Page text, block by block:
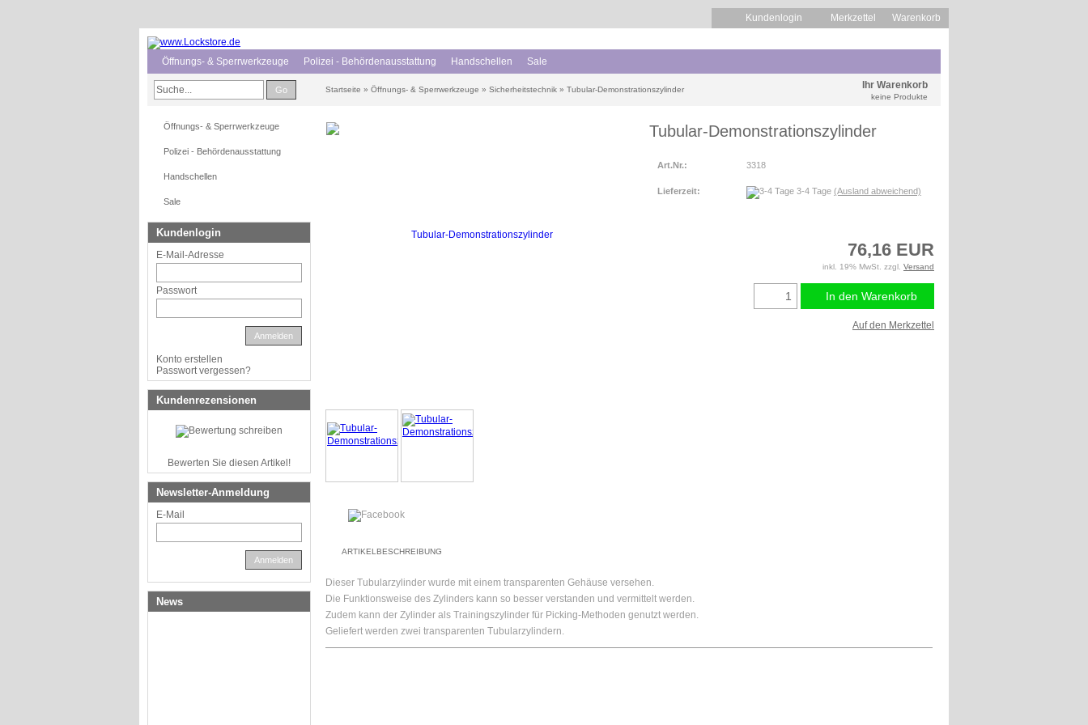
Kundenlogin Merkzettel Warenkorb
Öffnungs- & Sperrwerkzeuge Polizei - Behördenausstattung Handschellen Sale
Go Startseite » Öffnungs- & Sperrwerkzeuge » Sicherheitstechnik » Tubular-Demonstrationszylinder Ihr Warenkorb
keine Produkte
Tubular-Demonstrationszylinder
Art.Nr.: 3318
Lieferzeit: 3-4 Tage (Ausland abweichend)
76,16 EUR
inkl. 19% MwSt. zzgl. Versand
In den Warenkorb
Auf den Merkzettel
ARTIKELBESCHREIBUNG
Dieser Tubularzylinder wurde mit einem transparenten Gehäuse versehen.
Die Funktionsweise des Zylinders kann so besser verstanden und vermittelt werden.
Zudem kann der Zylinder als Trainingszylinder für Picking-Methoden genutzt werden.
Geliefert werden zwei transparenten Tubularzylindern.
Öffnungs- & Sperrwerkzeuge
Polizei - Behördenausstattung
Handschellen
Sale
Kundenlogin
E-Mail-Adresse
Passwort
Anmelden
Konto erstellen
Passwort vergessen?
Kundenrezensionen
Bewerten Sie diesen Artikel!
Newsletter-Anmeldung
E-Mail
Anmelden
News